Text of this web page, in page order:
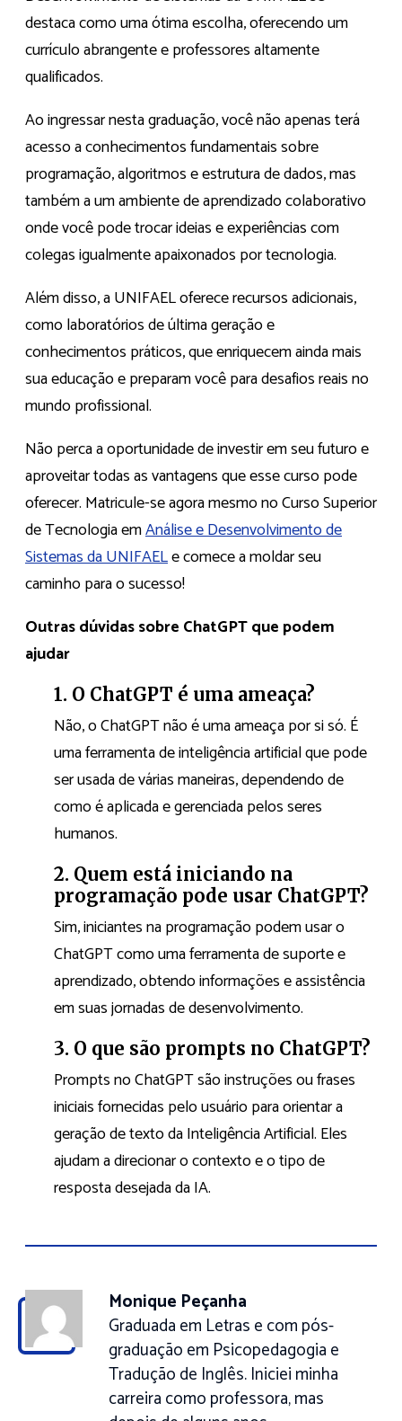
destaca como uma ótima escolha, oferecendo um
currículo abrangente e professores altamente
qualificados.
Ao ingressar nesta graduação, você não apenas terá
acesso a conhecimentos fundamentais sobre
programação, algoritmos e estrutura de dados, mas
também a um ambiente de aprendizado colaborativo
onde você pode trocar ideias e experiências com
colegas igualmente apaixonados por tecnologia.
Além disso, a UNIFAEL oferece recursos adicionais,
como laboratórios de última geração e
conhecimentos práticos, que enriquecem ainda mais
sua educação e preparam você para desafios reais no
mundo profissional.
Não perca a oportunidade de investir em seu futuro e
aproveitar todas as vantagens que esse curso pode
oferecer. Matricule-se agora mesmo no Curso Superior
de Tecnologia emAnálise e Desenvolvimento de
Sistemas da UNIFAELe comece a moldar seu
caminho para o sucesso!
Outras dúvidas sobre ChatGPT que podem
ajudar
1. O ChatGPT é uma ameaça?
Não, o ChatGPT não é uma ameaça por si só. É
uma ferramenta de inteligência artificial que pode
ser usada de várias maneiras, dependendo de
como é aplicada e gerenciada pelos seres
humanos.
2. Quem está iniciando na
programação pode usar ChatGPT?
Sim, iniciantes na programação podem usar o
ChatGPT como uma ferramenta de suporte e
aprendizado, obtendo informações e assistência
em suas jornadas de desenvolvimento.
3. O que são prompts no ChatGPT?
Prompts no ChatGPT são instruções ou frases
iniciais fornecidas pelo usuário para orientar a
geração de texto da Inteligência Artificial. Eles
ajudam a direcionar o contexto e o tipo de
resposta desejada da IA.
Monique Peçanha
Graduada em Letras e com pós-
graduação em Psicopedagogia e
Tradução de Inglês. Iniciei minha
carreira como professora, mas